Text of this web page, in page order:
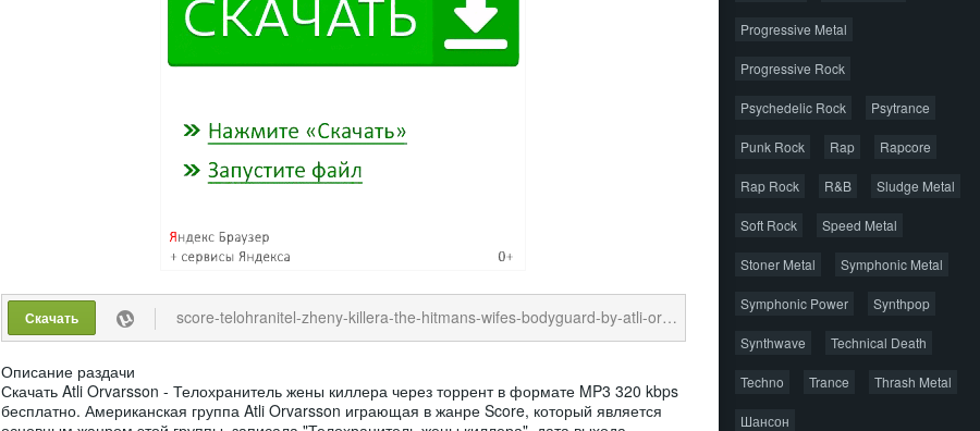
Скачать score-telohranitel-zheny-killera-the-hitmans-wifes-bodyguard-by-atli-orvarsson-2021-mp3-tracks-320-kbps.torrent
Описание раздачи
Скачать Atli Orvarsson - Телохранитель жены киллера через торрент в формате MP3 320 kbps
бесплатно. Американская группа Atli Orvarsson играющая в жанре Score, который является
Progressive Metal
Progressive Rock
Psychedelic Rock Psytrance
Punk Rock Rap Rapcore
Rap Rock R&B Sludge Metal
Soft Rock Speed Metal
Stoner Metal Symphonic Metal
Symphonic Power Synthpop
Synthwave Technical Death
Techno Trance Thrash Metal
Шансон